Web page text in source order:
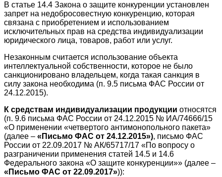
В статье 14.4 Закона о защите конкуренции установлен
запрет на недобросовестную конкуренцию, которая
связана с приобретением и использованием
исключительных прав на средства индивидуализации
юридического лица, товаров, работ или услуг.
Незаконным считается использование объекта
интеллектуальной собственности, которое не было
санкционировано владельцем, когда такая санкция в
силу закона необходима (п. 9.5 письма ФАС России от
24.12.2015).
К средствам индивидуализации продукции относятся
(п. 9.6 письма ФАС России от 24.12.2015 № ИА/74666/15
«О применении «четвертого антимонопольного пакета»
(далее – «Письмо ФАС от 24.12.2015»), письмо ФАС
России от 22.09.2017 № АК/65717/17 «По вопросу о
разграничении применения статей 14.5 и 14.6
Федерального закона «О защите конкуренции»» (далее –
«Письмо ФАС от 22.09.2017»)):